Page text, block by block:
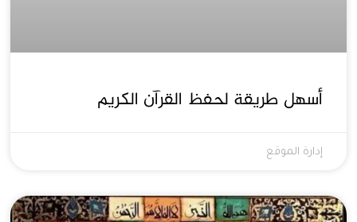
أسهل طريقة لحفظ القرآن الكريم
إدارة الموقع